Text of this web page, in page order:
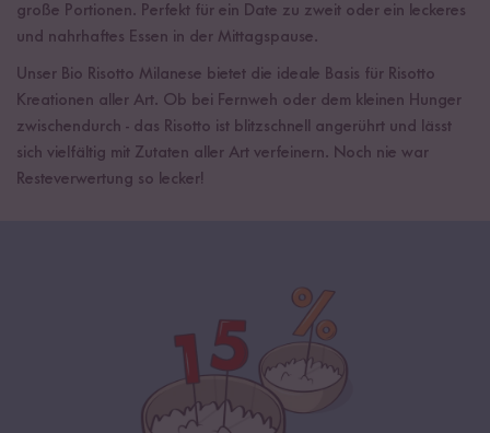
große Portionen. Perfekt für ein Date zu zweit oder ein leckeres
und nahrhaftes Essen in der Mittagspause.
Unser Bio Risotto Milanese bietet die ideale Basis für Risotto
Kreationen aller Art. Ob bei Fernweh oder dem kleinen Hunger
zwischendurch - das Risotto ist blitzschnell angerührt und lässt
sich vielfältig mit Zutaten aller Art verfeinern. Noch nie war
Resteverwertung so lecker!